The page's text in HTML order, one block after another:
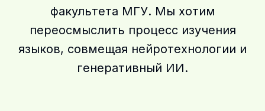
факультета МГУ. Мы хотим
переосмыслить процесс изучения
языков, совмещая нейротехнологии и
генеративный ИИ.